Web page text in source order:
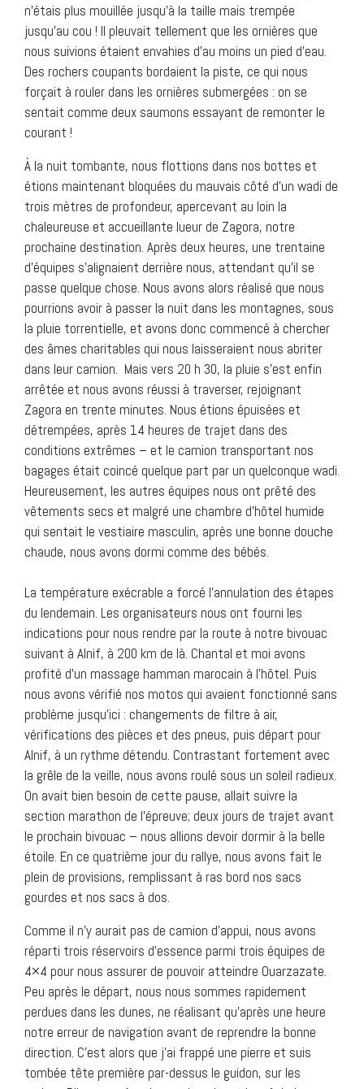
n’étais plus mouillée jusqu’à la taille mais trempée
jusqu’au cou ! Il pleuvait tellement que les ornières que
nous suivions étaient envahies d’au moins un pied d’eau.
Des rochers coupants bordaient la piste, ce qui nous
forçait à rouler dans les ornières submergées : on se
sentait comme deux saumons essayant de remonter le
courant !
À la nuit tombante, nous flottions dans nos bottes et
étions maintenant bloquées du mauvais côté d’un wadi de
trois mètres de profondeur, apercevant au loin la
chaleureuse et accueillante lueur de Zagora, notre
prochaine destination. Après deux heures, une trentaine
d’équipes s’alignaient derrière nous, attendant qu’il se
passe quelque chose. Nous avons alors réalisé que nous
pourrions avoir à passer la nuit dans les montagnes, sous
la pluie torrentielle, et avons donc commencé à chercher
des âmes charitables qui nous laisseraient nous abriter
dans leur camion. Mais vers 20 h 30, la pluie s’est enfin
arrêtée et nous avons réussi à traverser, rejoignant
Zagora en trente minutes. Nous étions épuisées et
détrempées, après 14 heures de trajet dans des
conditions extrêmes – et le camion transportant nos
bagages était coincé quelque part par un quelconque wadi.
Heureusement, les autres équipes nous ont prêté des
vêtements secs et malgré une chambre d’hôtel humide
qui sentait le vestiaire masculin, après une bonne douche
chaude, nous avons dormi comme des bébés.
La température exécrable a forcé l’annulation des étapes
du lendemain. Les organisateurs nous ont fourni les
indications pour nous rendre par la route à notre bivouac
suivant à Alnif, à 200 km de là. Chantal et moi avons
profité d’un massage hamman marocain à l’hôtel. Puis
nous avons vérifié nos motos qui avaient fonctionné sans
problème jusqu’ici : changements de filtre à air,
vérifications des pièces et des pneus, puis départ pour
Alnif, à un rythme détendu. Contrastant fortement avec
la grêle de la veille, nous avons roulé sous un soleil radieux.
On avait bien besoin de cette pause, allait suivre la
section marathon de l’épreuve; deux jours de trajet avant
le prochain bivouac – nous allions devoir dormir à la belle
étoile. En ce quatrième jour du rallye, nous avons fait le
plein de provisions, remplissant à ras bord nos sacs
gourdes et nos sacs à dos.
Comme il n’y aurait pas de camion d’appui, nous avons
réparti trois réservoirs d’essence parmi trois équipes de
4×4 pour nous assurer de pouvoir atteindre Ouarzazate.
Peu après le départ, nous nous sommes rapidement
perdues dans les dunes, ne réalisant qu’après une heure
notre erreur de navigation avant de reprendre la bonne
direction. C’est alors que j’ai frappé une pierre et suis
tombée tête première par-dessus le guidon, sur les